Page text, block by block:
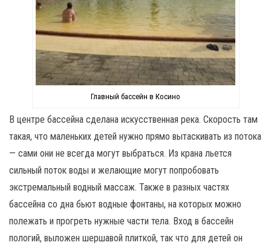
Главный бассейн в Косино
В центре бассейна сделана искусственная река. Скорость там
такая, что маленьких детей нужно прямо вытаскивать из потока
— сами они не всегда могут выбраться. Из крана льется
сильный поток воды и желающие могут попробовать
экстремальный водный массаж. Также в разных частях
бассейна со дна бьют водные фонтаны, на которых можно
полежать и прогреть нужные части тела. Вход в бассейн
пологий, выложен шершавой плиткой, так что для детей он